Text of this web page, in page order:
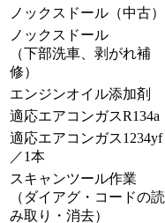
ノックスドール（中古）
ノックスドール
（下部洗車、剥がれ補
修）
エンジンオイル添加剤
適応エアコンガスR134a
適応エアコンガス1234yf
／1本
スキャンツール作業
（ダイアグ・コードの読
み取り・消去）